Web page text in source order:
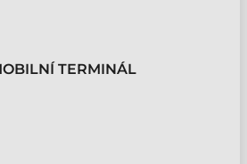
TERMINÁL